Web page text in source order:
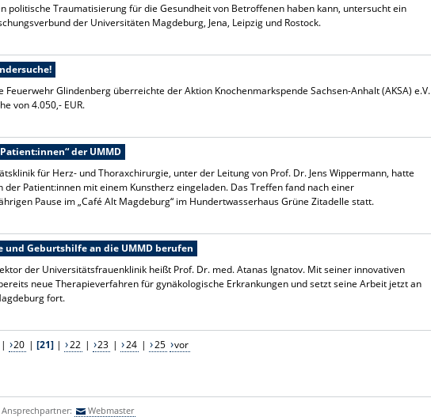
politische Traumatisierung für die Gesundheit von Betroffenen haben kann, untersucht ein
der Universitäten Magdeburg, Jena, Leipzig und Rostock.
Feuerwehr Glindenberg überreichte der Aktion Knochenmarkspende Sachsen-Anhalt (AKSA) e.V.
von 4.050,- EUR.
der UMMD
für Herz- und Thoraxchirurgie, unter der Leitung von Prof. Dr. Jens Wippermann, hatte
der Patient:innen mit einem Kunstherz eingeladen. Das Treffen fand nach einer
Pause im „Café Alt Magdeburg“ im Hundertwasserhaus Grüne Zitadelle statt.
und Geburtshilfe an die UMMD berufen
der Universitätsfrauenklinik heißt Prof. Dr. med. Atanas Ignatov. Mit seiner innovativen
neue Therapieverfahren für gynäkologische Erkrankungen und setzt seine Arbeit jetzt an
fort.
| 20 |[21] | 22 | 23 | 24 | 25 vor
Webmaster